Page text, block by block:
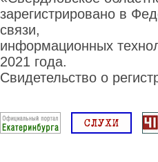
зарегистрировано в
связи,
информационных
2021 года.
Свидетельство о